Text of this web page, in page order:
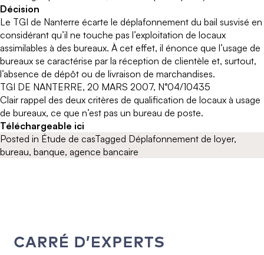
Décision
Le TGI de Nanterre écarte le déplafonnement du bail susvisé en
considérant qu’il ne touche pas l’exploitation de locaux
assimilables à des bureaux. À cet effet, il énonce que l’usage de
bureaux se caractérise par la réception de clientèle et, surtout,
l’absence de dépôt ou de livraison de marchandises.
TGI DE NANTERRE, 20 MARS 2007, N°04/10435
Clair rappel des deux critères de qualification de locaux à usage
de bureaux, ce que n’est pas un bureau de poste.
Téléchargeable ici
Posted in Étude de casTagged Déplafonnement de loyer,
bureau, banque, agence bancaire